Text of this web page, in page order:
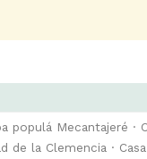
populá Mecantajeré ·
de la Clemencia ·